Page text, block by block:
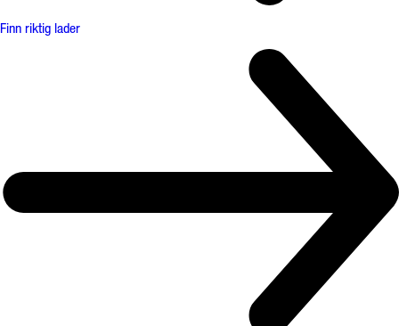
Finn riktig lader